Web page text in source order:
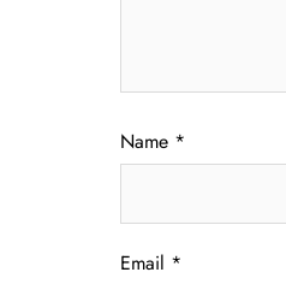
Name *
Email *